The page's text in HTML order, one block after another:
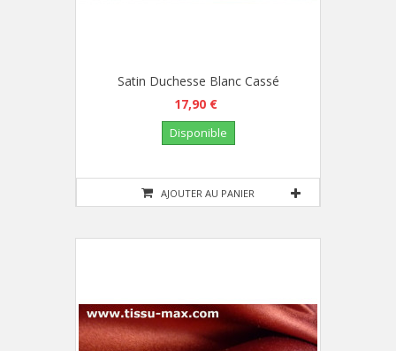
AJOUTER AU PANIER
Satin Duchesse Blanc Cassé
17,90 €
Disponible